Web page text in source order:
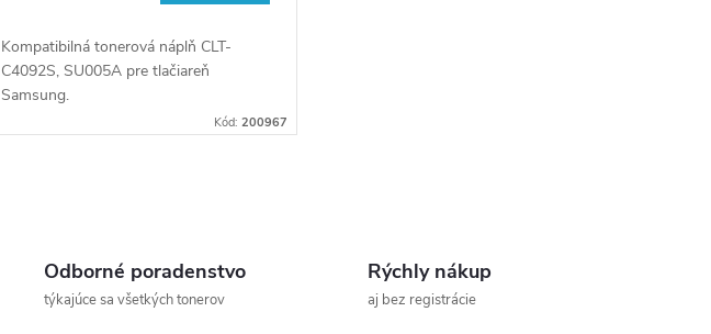
Kompatibilná tonerová náplň CLT-
C4092S, SU005A pre tlačiareň
Samsung.
Kód: 200967
Odborné poradenstvo
týkajúce sa všetkých tonerov
Rýchly nákup
aj bez registrácie